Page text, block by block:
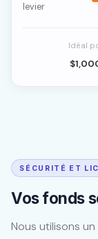
levier
Idéal
SÉCURITÉ ET
Vos fonds
Nous utilisons